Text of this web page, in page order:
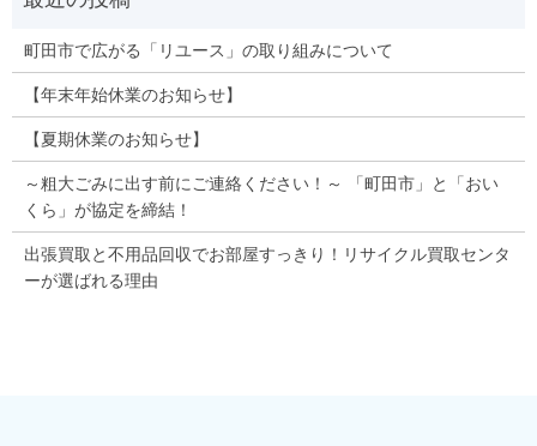
町田市で広がる「リユース」の取り組みについて
【年末年始休業のお知らせ】
【夏期休業のお知らせ】
～粗大ごみに出す前にご連絡ください！～ 「町田市」と「おい
くら」が協定を締結！
出張買取と不用品回収でお部屋すっきり！リサイクル買取センタ
ーが選ばれる理由